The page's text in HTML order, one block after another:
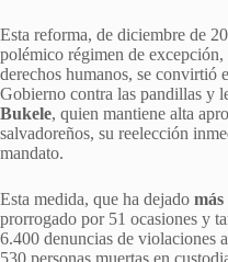
Esta reforma, de diciembre de
polémico régimen de
derechos humanos, se convirtió
Gobierno contra las pandillas y
Bukele, quien mantiene alta
salvadoreños, su reelección
mandato.
Esta medida, que ha dejado más
prorrogado por 51 ocasiones y
6.400 denuncias de violaciones